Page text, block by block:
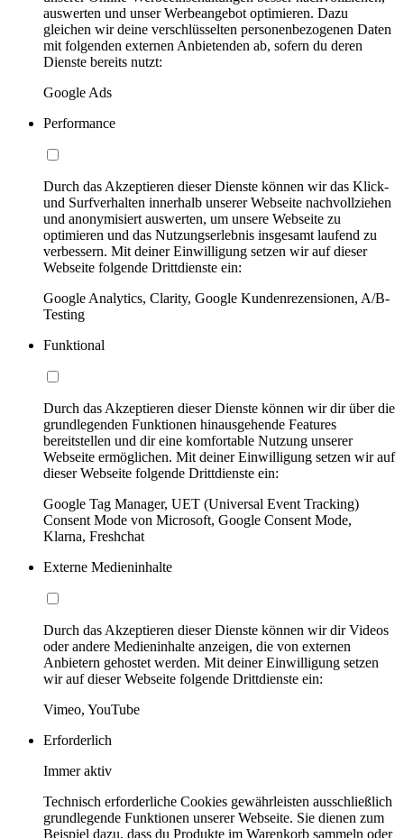
auswerten und unser Werbeangebot optimieren. Dazu
gleichen wir deine verschlüsselten personenbezogenen Daten
mit folgenden externen Anbietenden ab, sofern du deren
Dienste bereits nutzt:
Google Ads
Performance
Durch das Akzeptieren dieser Dienste können wir das Klick-
und Surfverhalten innerhalb unserer Webseite nachvollziehen
und anonymisiert auswerten, um unsere Webseite zu
optimieren und das Nutzungserlebnis insgesamt laufend zu
verbessern. Mit deiner Einwilligung setzen wir auf dieser
Webseite folgende Drittdienste ein:
Google Analytics, Clarity, Google Kundenrezensionen, A/B-
Testing
Funktional
Durch das Akzeptieren dieser Dienste können wir dir über die
grundlegenden Funktionen hinausgehende Features
bereitstellen und dir eine komfortable Nutzung unserer
Webseite ermöglichen. Mit deiner Einwilligung setzen wir auf
dieser Webseite folgende Drittdienste ein:
Google Tag Manager, UET (Universal Event Tracking)
Consent Mode von Microsoft, Google Consent Mode,
Klarna, Freshchat
Externe Medieninhalte
Durch das Akzeptieren dieser Dienste können wir dir Videos
oder andere Medieninhalte anzeigen, die von externen
Anbietern gehostet werden. Mit deiner Einwilligung setzen
wir auf dieser Webseite folgende Drittdienste ein:
Vimeo, YouTube
Erforderlich
Immer aktiv
Technisch erforderliche Cookies gewährleisten ausschließlich
grundlegende Funktionen unserer Webseite. Sie dienen zum
Beispiel dazu, dass du Produkte im Warenkorb sammeln oder